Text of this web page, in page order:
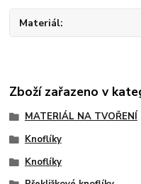
Materiál
Zboží zařazeno v
MATERIÁL NA TVOŘENÍ
Knoflíky
Knoflíky